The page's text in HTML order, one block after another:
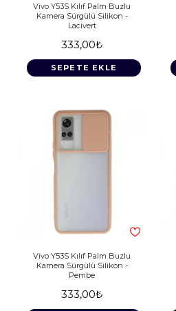
Vivo Y53S Kılıf Palm Buzlu
Kamera Sürgülü Silikon -
Lacivert
333,00₺
SEPETE EKLE
Vivo Y53S Kılıf Palm Buzlu
Kamera Sürgülü Silikon -
Pembe
333,00₺